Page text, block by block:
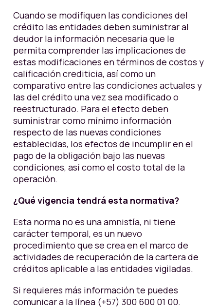
Cuando se modifiquen las condiciones del
crédito las entidades deben suministrar al
deudor la información necesaria que le
permita comprender las implicaciones de
estas modificaciones en términos de costos y
calificación crediticia, así como un
comparativo entre las condiciones actuales y
las del crédito una vez sea modificado o
reestructurado. Para el efecto deben
suministrar como mínimo información
respecto de las nuevas condiciones
establecidas, los efectos de incumplir en el
pago de la obligación bajo las nuevas
condiciones, así como el costo total de la
operación.
¿Qué vigencia tendrá esta normativa?
Esta norma no es una amnistía, ni tiene
carácter temporal, es un nuevo
procedimiento que se crea en el marco de
actividades de recuperación de la cartera de
créditos aplicable a las entidades vigiladas.
Si requieres más información te puedes
comunicar a la línea (+57) 300 600 01 00.